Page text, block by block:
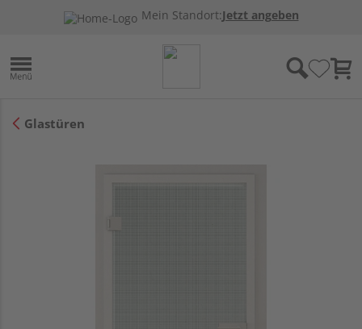
Mein Standort:Jetzt angeben
Glastüren